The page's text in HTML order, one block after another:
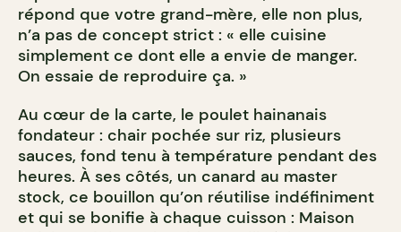
répond que votre grand-mère, elle non plus,
n’a pas de concept strict : « elle cuisine
simplement ce dont elle a envie de manger.
On essaie de reproduire ça. »
Au cœur de la carte, le poulet hainanais
fondateur : chair pochée sur riz, plusieurs
sauces, fond tenu à température pendant des
heures. À ses côtés, un canard au master
stock, ce bouillon qu’on réutilise indéfiniment
et qui se bonifie à chaque cuisson : Maison